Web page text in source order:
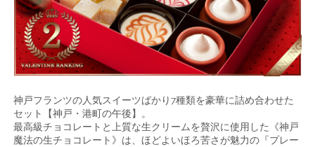
神戸フランツの人気スイーツばかり7種類を豪華に詰め合わせた
セット【神戸・港町の午後】。
最高級チョコレートと上質な生クリームを贅沢に使用した《神戸
魔法の生チョコレート》は、ほどよいほろ苦さが魅力の『プレー